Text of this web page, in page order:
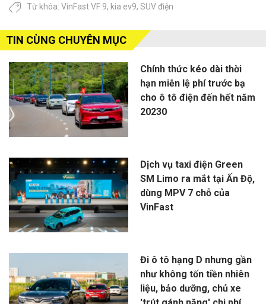
Từ khóa: VinFast VF 9, kia ev9, SUV điện
TIN CÙNG CHUYÊN MỤC
Chính thức kéo dài thời
hạn miễn lệ phí trước bạ
cho ô tô điện đến hết năm
20230
Dịch vụ taxi điện Green
SM Limo ra mắt tại Ấn Độ,
dùng MPV 7 chỗ của
VinFast
Đi ô tô hạng D nhưng gần
như không tốn tiền nhiên
liệu, bảo dưỡng, chủ xe